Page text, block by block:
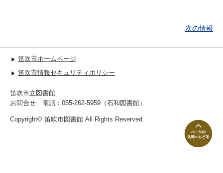
次の情報
笛吹市ホームページ
笛吹市情報セキュリティポリシー
笛吹市立図書館
お問合せ 電話：055-262-5959（石和図書館）
Copyright© 笛吹市図書館 All Rights Reserved.